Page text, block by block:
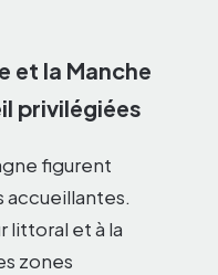
et la Manche
privilégiées
figurent
accueillantes.
littoral et à la
zones